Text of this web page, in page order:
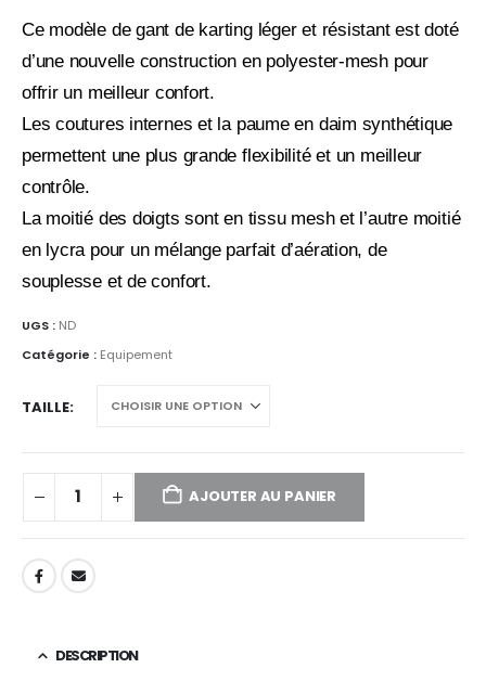
prix :
37,00 €
à
Ce modèle de gant de karting léger et résistant est doté
d’une nouvelle construction en polyester-mesh pour
offrir un meilleur confort.
Les coutures internes et la paume en daim synthétique
permettent une plus grande flexibilité et un meilleur
contrôle.
La moitié des doigts sont en tissu mesh et l’autre moitié
en lycra pour un mélange parfait d’aération, de
souplesse et de confort.
UGS : ND
Catégorie : Equipement
TAILLE
AJOUTER AU PANIER
DESCRIPTION